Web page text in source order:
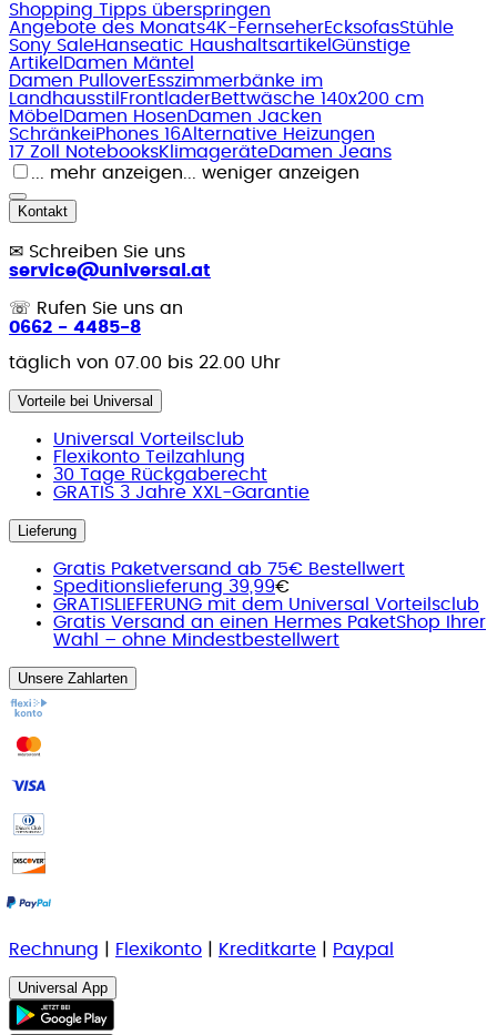
Shopping Tipps überspringen
Angebote des Monats4K-FernseherEcksofasStühle
Sony SaleHanseatic Haushaltsartikel Günstige
Artikel Damen Mäntel
Damen PulloverEsszimmerbänke im
Landhausstil FrontladerBettwäsche 140x200 cm
Möbel Damen HosenDamen Jacken
SchränkeiPhones 16Alternative Heizungen
17 Zoll NotebooksKlimageräteDamen Jeans
... mehr anzeigen ... weniger anzeigen
Kontakt
✉ Schreiben Sie uns
service@universal.at
☏ Rufen Sie uns an
0662 - 4485-8
täglich von 07.00 bis 22.00 Uhr
Vorteile bei Universal
Universal Vorteilsclub
Flexikonto Teilzahlung
30 Tage Rückgaberecht
GRATIS 3 Jahre XXL-Garantie
Lieferung
Gratis Paketversand ab 75€ Bestellwert
Speditionslieferung 39,99€
GRATISLIEFERUNG mit dem Universal Vorteilsclub
Gratis Versand an einen Hermes PaketShop Ihrer
Wahl – ohne Mindestbestellwert
Unsere Zahlarten
Rechnung Flexikonto Kreditkarte Paypal
Universal App